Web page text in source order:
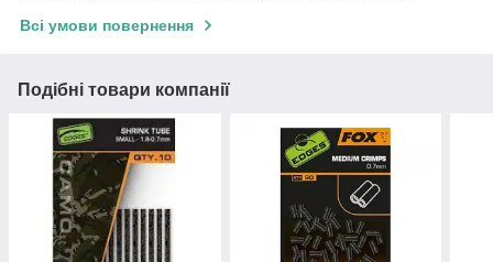
Всі умови повернення
Подібні товари компанії